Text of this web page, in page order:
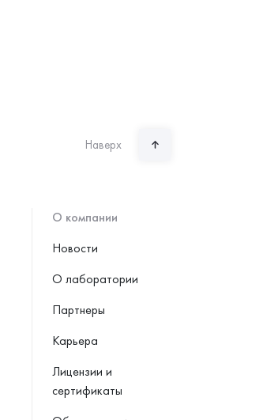
Наверх
О компании
Новости
О лаборатории
Партнеры
Карьера
Лицензии и
сертификаты